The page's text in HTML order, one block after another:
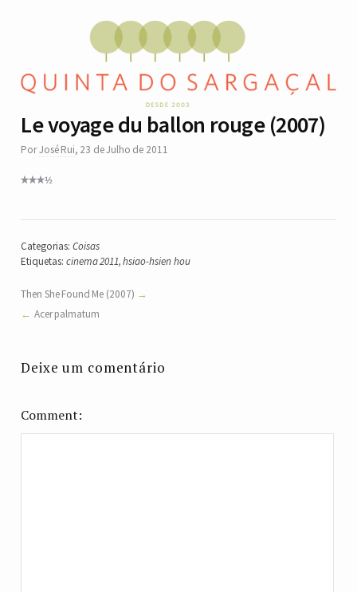
Le voyage du ballon rouge (2007)
PorJosé Rui, 23 de Julho de 2011
Categorias: Coisas
Etiquetas: cinema 2011,hsiao-hsien hou
Then She Found Me (2007)
Acer palmatum
Deixe um comentário
Comment